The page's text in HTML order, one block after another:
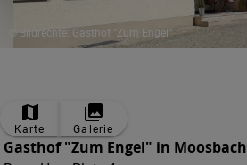
© Bildrechte: Gasthof "Zum Engel"
Karte Galerie
Gasthof "Zum Engel" in Moosbach